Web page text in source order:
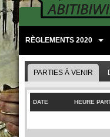
RÈGLEMENTS 2020
PARTIES À VENIR
DATE HEURE